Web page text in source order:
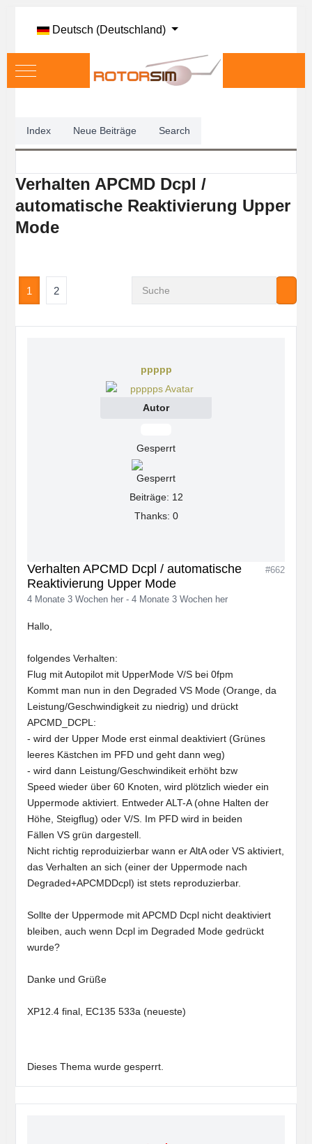
Sprache auswählen
Deutsch (Deutschland)
Mobile Menu Toggle
Index Neue Beiträge Search
Verhalten APCMD Dcpl /
automatische Reaktivierung Upper
Mode
1 2
ppppp
Autor
Gesperrt
Beiträge: 12
Thanks: 0
Verhalten APCMD Dcpl / automatische
Reaktivierung Upper Mode
4 Monate 3 Wochen her - 4 Monate 3 Wochen her
#662
Hallo,
folgendes Verhalten:
Flug mit Autopilot mit UpperMode V/S bei 0fpm
Kommt man nun in den Degraded VS Mode (Orange, da
Leistung/Geschwindigkeit zu niedrig) und drückt
APCMD_DCPL:
- wird der Upper Mode erst einmal deaktiviert (Grünes
leeres Kästchen im PFD und geht dann weg)
- wird dann Leistung/Geschwindikeit erhöht bzw
Speed wieder über 60 Knoten, wird plötzlich wieder ein
Uppermode aktiviert. Entweder ALT-A (ohne Halten der
Höhe, Steigflug) oder V/S. Im PFD wird in beiden
Fällen VS grün dargestell.
Nicht richtig reproduizierbar wann er AltA oder VS aktiviert,
das Verhalten an sich (einer der Uppermode nach
Degraded+APCMDDcpl) ist stets reproduzierbar.
Sollte der Uppermode mit APCMD Dcpl nicht deaktiviert
bleiben, auch wenn Dcpl im Degraded Mode gedrückt
wurde?
Danke und Grüße
XP12.4 final, EC135 533a (neueste)
Dieses Thema wurde gesperrt.